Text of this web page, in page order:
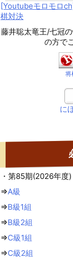
[Youtubeモロモロ
棋対決
藤井聡太竜王/七冠の
の方で
将
に
・第85期(2026年度
⇒A級
⇒B級1組
⇒B級2組
⇒C級1組
⇒C級2組